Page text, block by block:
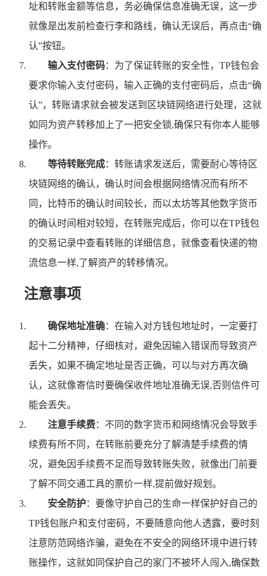
址和转账金额等信息，务必确保信息准确无误，这一步
就像是出发前检查行李和路线，确认无误后，再点击“确
认”按钮。
输入支付密码：为了保证转账的安全性，TP钱包会
要求你输入支付密码，输入正确的支付密码后，点击“确
认”，转账请求就会被发送到区块链网络进行处理，这就
如同为资产转移加上了一把安全锁,确保只有你本人能够
操作。
等待转账完成：转账请求发送后，需要耐心等待区
块链网络的确认，确认时间会根据网络情况而有所不
同，比特币的确认时间较长，而以太坊等其他数字货币
的确认时间相对较短，在转账完成后，你可以在TP钱包
的交易记录中查看转账的详细信息，就像查看快递的物
流信息一样,了解资产的转移情况。
注意事项
确保地址准确：在输入对方钱包地址时，一定要打
起十二分精神，仔细核对，避免因输入错误而导致资产
丢失，如果不确定地址是否正确，可以与对方再次确
认，这就像寄信时要确保收件地址准确无误,否则信件可
能会丢失。
注意手续费：不同的数字货币和网络情况会导致手
续费有所不同，在转账前要充分了解清楚手续费的情
况，避免因手续费不足而导致转账失败，就像出门前要
了解不同交通工具的票价一样,提前做好规划。
安全防护：要像守护自己的生命一样保护好自己的
TP钱包账户和支付密码，不要随意向他人透露，要时刻
注意防范网络诈骗，避免在不安全的网络环境中进行转
账操作，这就如同保护自己的家门不被坏人闯入,确保数